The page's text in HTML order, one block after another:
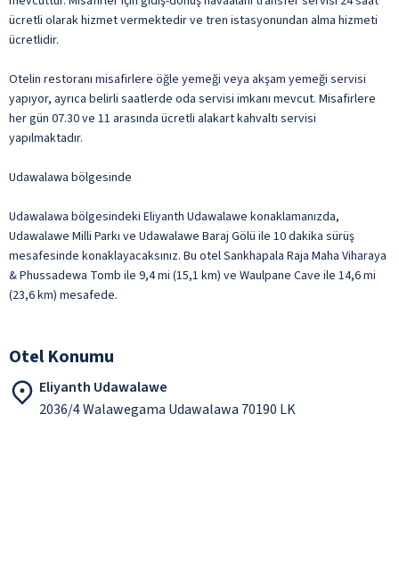
ücretli olarak hizmet vermektedir ve tren istasyonundan alma hizmeti
ücretlidir.
Otelin restoranı misafirlere öğle yemeği veya akşam yemeği servisi
yapıyor, ayrıca belirli saatlerde oda servisi imkanı mevcut. Misafirlere
her gün 07.30 ve 11 arasında ücretli alakart kahvaltı servisi
yapılmaktadır.
Udawalawa bölgesinde
Udawalawa bölgesindeki Eliyanth Udawalawe konaklamanızda,
Udawalawe Milli Parkı ve Udawalawe Baraj Gölü ile 10 dakika sürüş
mesafesinde konaklayacaksınız. Bu otel Sankhapala Raja Maha Viharaya
& Phussadewa Tomb ile 9,4 mi (15,1 km) ve Waulpane Cave ile 14,6 mi
(23,6 km) mesafede.
Otel Konumu
Eliyanth Udawalawe
2036/4 Walawegama Udawalawa 70190 LK